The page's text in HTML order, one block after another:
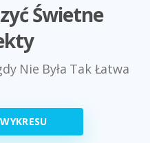
Świetne
Nie Była Tak Łatwa